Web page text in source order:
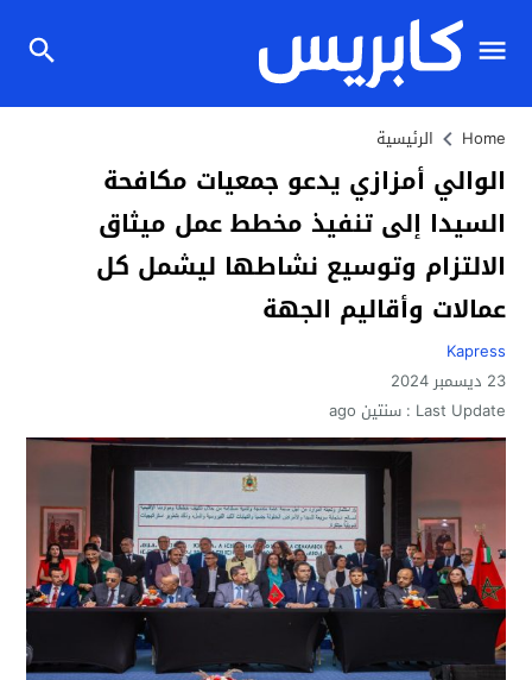
Home الرئيسية
الوالي أمزازي يدعو جمعيات مكافحة
السيدا إلى تنفيذ مخطط عمل ميثاق
الالتزام وتوسيع نشاطها ليشمل كل
عمالات وأقاليم الجهة
Kapress
23 ديسمبر 2024
Last Update : سنتين ago